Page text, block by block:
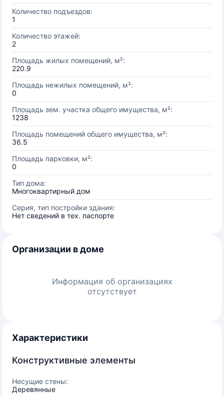
Количество подъездов:
1
Количество этажей:
2
Площадь жилых помещений, м²:
220.9
Площадь нежилых помещений, м²:
0
Площадь зем. участка общего имущества, м²:
1238
Площадь помещений общего имущества, м²:
36.5
Площадь парковки, м²:
0
Тип дома:
Многоквартирный дом
Серия, тип постройки здания:
Нет сведений в тех. паспорте
Организации в доме
Информация об организациях
отсутствует
Характеристики
Конструктивные элементы
Несущие стены:
Деревянные